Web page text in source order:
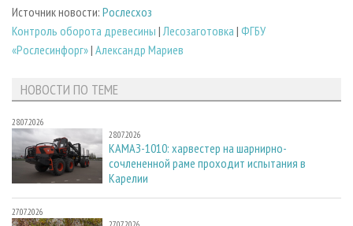
Источник новости: Рослесхоз
Контроль оборота древесины |Лесозаготовка | ФГБУ
«Рослесинфорг»| Александр Мариев
НОВОСТИ ПО ТЕМЕ
28.07.2026
28.07.2026
КАМАЗ-1010: харвестер на шарнирно-
сочлененной раме проходит испытания в
Карелии
27.07.2026